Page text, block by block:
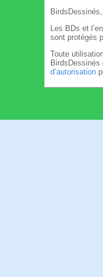
Les BDs et
sont protégés
Toute
BirdsDessinés
d’autorisation